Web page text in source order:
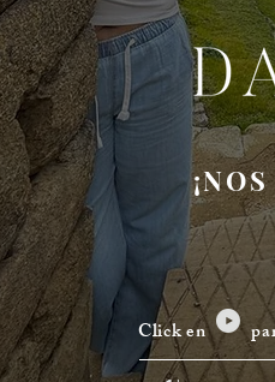
Click en para